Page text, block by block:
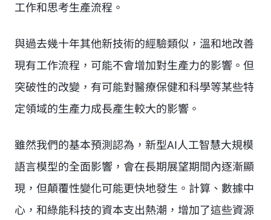
工作和思考生產流程。
與過去幾十年其他新技術的經驗類似，溫和地改善
現有工作流程，可能不會增加對生產力的影響。但
突破性的改變，有可能對醫療保健和科學等某些特
定領域的生產力成長產生較大的影響。
雖然我們的基本預測認為，新型AI人工智慧大規模
語言模型的全面影響，會在長期展望期間內逐漸顯
現，但顛覆性變化可能更快地發生。計算、數據中
心，和綠能科技的資本支出熱潮，增加了這些資源